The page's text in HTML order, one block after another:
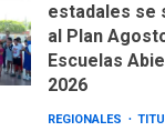
estadales se
al Plan
Escuelas
2026
REGIONALES